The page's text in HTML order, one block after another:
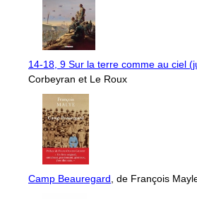
14-18, 9 Sur la terre comme au ciel
Corbeyran et Le Roux
Camp Beauregard , de François